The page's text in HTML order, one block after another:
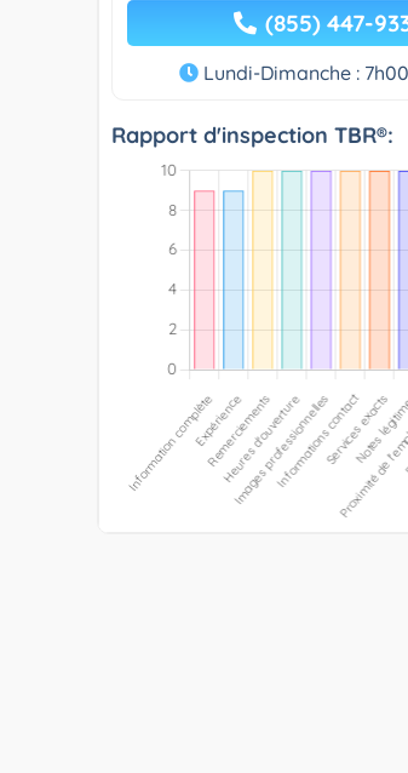
(855) 447-
Lundi-Dimanche :
Rapport d'inspection TBR®: